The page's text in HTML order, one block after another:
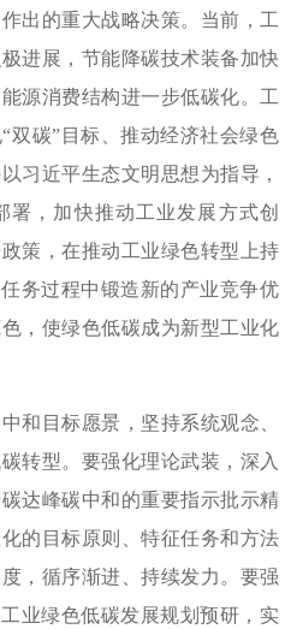
出的重大战略决策。当前，工
进展，节能降碳技术装备加快
源消费结构进一步低碳化。工
双碳”目标、推动经济社会绿色
习近平生态文明思想为指导，
署，加快推动工业发展方式创
策，在推动工业绿色转型上持
务过程中锻造新的产业竞争优
，使绿色低碳成为新型工业化
和目标愿景，坚持系统观念、
转型。要强化理论武装，深入
达峰碳中和的重要指示批示精
的目标原则、特征任务和方法
，循序渐进、持续发力。要强
业绿色低碳发展规划预研，实